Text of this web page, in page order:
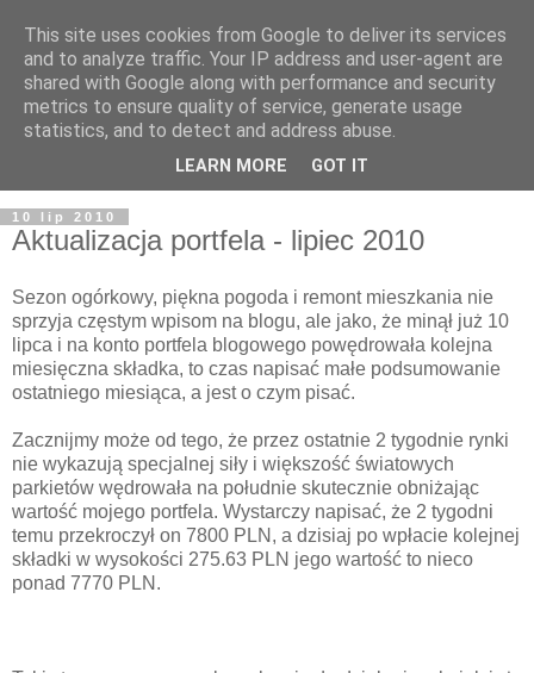
10 lip 2010
Aktualizacja portfela - lipiec 2010
Sezon ogórkowy, piękna pogoda i remont mieszkania nie
sprzyja częstym wpisom na blogu, ale jako, że minął już 10
lipca i na konto portfela blogowego powędrowała kolejna
miesięczna składka, to czas napisać małe podsumowanie
ostatniego miesiąca, a jest o czym pisać.
Zacznijmy może od tego, że przez ostatnie 2 tygodnie rynki
nie wykazują specjalnej siły i większość światowych
parkietów wędrowała na południe skutecznie obniżając
wartość mojego portfela. Wystarczy napisać, że 2 tygodni
temu przekroczył on 7800 PLN, a dzisiaj po wpłacie kolejnej
składki w wysokości 275.63 PLN jego wartość to nieco
ponad 7770 PLN.
This site uses cookies from Google to deliver its services
and to analyze traffic. Your IP address and user-agent are
shared with Google along with performance and security
metrics to ensure quality of service, generate usage
statistics, and to detect and address abuse.
LEARN MORE GOT IT